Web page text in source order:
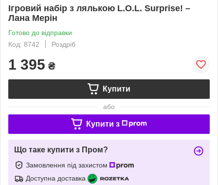
Ігровий набір з лялькою L.O.L. Surprise! –
Лана Мерін
Готово до відправки
Код: 8742
Роздріб
1 395 ₴
Купити
або
Купити з
Що таке купити з Пром?
Замовлення під захистом
Доступна доставка